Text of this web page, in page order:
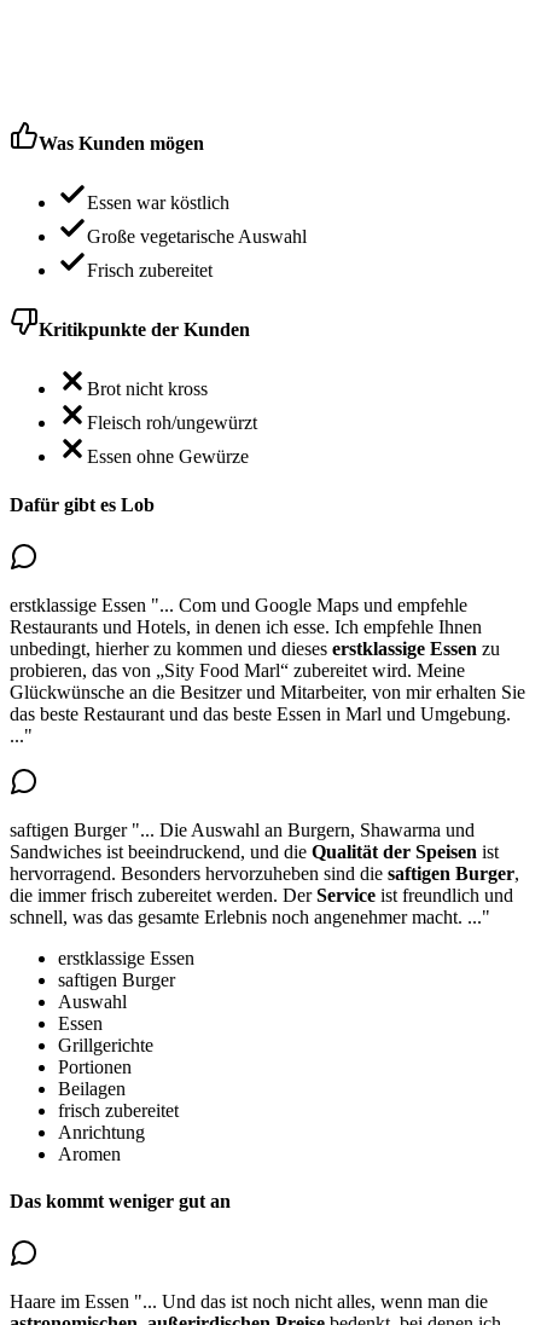
Was Kunden mögen
Essen war köstlich
Große vegetarische Auswahl
Frisch zubereitet
Kritikpunkte der Kunden
Brot nicht kross
Fleisch roh/ungewürzt
Essen ohne Gewürze
Dafür gibt es Lob
erstklassige Essen "... Com und Google Maps und empfehle
Restaurants und Hotels, in denen ich esse. Ich empfehle Ihnen
unbedingt, hierher zu kommen und dieses erstklassige Essen zu
probieren, das von „Sity Food Marl“ zubereitet wird. Meine
Glückwünsche an die Besitzer und Mitarbeiter, von mir erhalten Sie
das beste Restaurant und das beste Essen in Marl und Umgebung.
..."
saftigen Burger "... Die Auswahl an Burgern, Shawarma und
Sandwiches ist beeindruckend, und die Qualität der Speisen ist
hervorragend. Besonders hervorzuheben sind die saftigen Burger,
die immer frisch zubereitet werden. DerService ist freundlich und
schnell, was das gesamte Erlebnis noch angenehmer macht. ..."
erstklassige Essen
saftigen Burger
Auswahl
Essen
Grillgerichte
Portionen
Beilagen
frisch zubereitet
Anrichtung
Aromen
Das kommt weniger gut an
Haare im Essen "... Und das ist noch nicht alles, wenn man die